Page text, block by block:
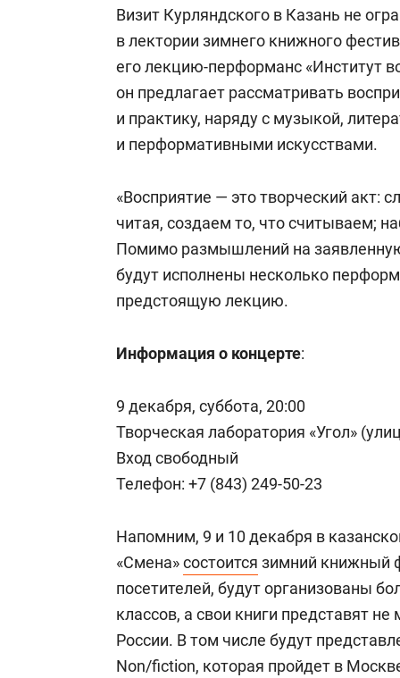
Визит Курляндского в Казань не
в лектории зимнего книжного
его лекцию-перформанс «Институт
он предлагает рассматривать
и практику, наряду с музыкой,
и перформативными искусствами.
«Восприятие — это творческий акт:
читая, создаем то, что считываем;
Помимо размышлений на
будут исполнены несколько
предстоящую лекцию.
Информация о концерте:
9 декабря, суббота, 20:00
Творческая лаборатория «Угол»
Вход свободный
Телефон: +7 (843) 249-50-23
Напомним, 9 и 10 декабря в
«Смена»состоится зимний книжный
посетителей, будут организованы
классов, а свои книги представят
России. В том числе будут
Non/fiction, которая пройдет в